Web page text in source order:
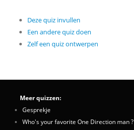
Deze quiz invullen
Een andere quiz doen
Zelf een quiz ontwerpen
Meer quizzen:
Gesprekje
Who's your favorite One Direction man ?